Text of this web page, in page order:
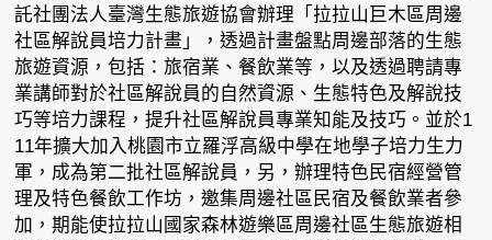
託社團法人臺灣生態旅遊協會辦理「拉拉山巨木區周邊
社區解說員培力計畫」，透過計畫盤點周邊部落的生態
旅遊資源，包括：旅宿業、餐飲業等，以及透過聘請專
業講師對於社區解說員的自然資源、生態特色及解說技
巧等培力課程，提升社區解說員專業知能及技巧。並於1
11年擴大加入桃園市立羅浮高級中學在地學子培力生力
軍，成為第二批社區解說員，另，辦理特色民宿經營管
理及特色餐飲工作坊，邀集周邊社區民宿及餐飲業者參
加，期能使拉拉山國家森林遊樂區周邊社區生態旅遊相